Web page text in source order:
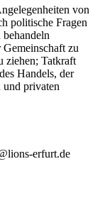
von
politische Fragen
zu
ziehen; Tatkraft
Handels, der
und privaten
erfurt.de